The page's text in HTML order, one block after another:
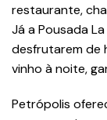
restaurante,
Já a Pousada
desfrutarem de
vinho à noite,
Petrópolis